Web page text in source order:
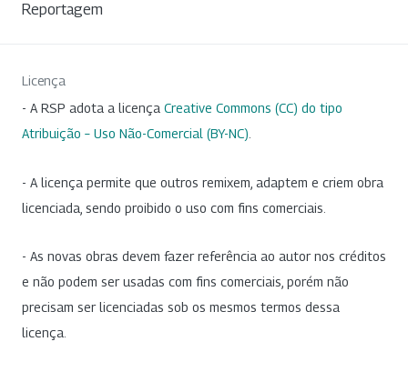
Reportagem
Licença
- A RSP adota a licença Creative Commons (CC) do tipo
Atribuição – Uso Não-Comercial (BY-NC)
- A licença permite que outros remixem, adaptem e criem obra
licenciada, sendo proibido o uso com fins comerciais.
- As novas obras devem fazer referência ao autor nos créditos
e não podem ser usadas com fins comerciais, porém não
precisam ser licenciadas sob os mesmos termos dessa
licença.